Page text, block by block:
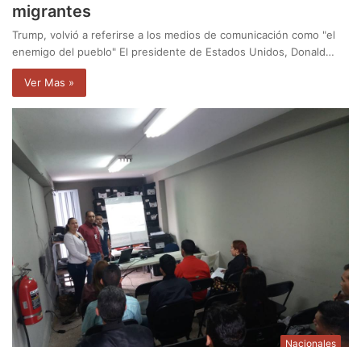
migrantes
Trump, volvió a referirse a los medios de comunicación como "el
enemigo del pueblo" El presidente de Estados Unidos, Donald…
Ver Mas »
Nacionales